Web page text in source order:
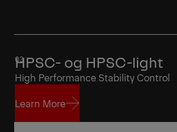
HPSC- og HPSC-light
High Performance Stability Control
Learn More